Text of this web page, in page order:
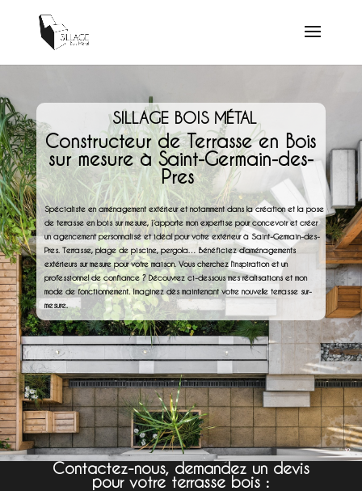
SILLAGE BOIS MÉTAL
Constructeur de Terrasse en Bois
sur mesure à Saint-Germain-des-
Pres
Spécialiste en aménagement extérieur et notamment dans la création et la pose
de terrasse en bois sur mesure, j’apporte mon expertise pour concevoir et créer
un agencement personnalisé et idéal pour votre extérieur à Saint-Germain-des-
Pres. Terrasse, plage de piscine, pergola… Bénéficiez d’aménagements
extérieurs sur mesure pour votre maison. Vous cherchez l’inspiration et un
professionnel de confiance ? Découvrez ci-dessous mes réalisations et mon
mode de fonctionnement. Imaginez dès maintenant votre nouvelle terrasse sur-
mesure.
Contactez-nous, demandez un devis
pour votre terrasse bois :